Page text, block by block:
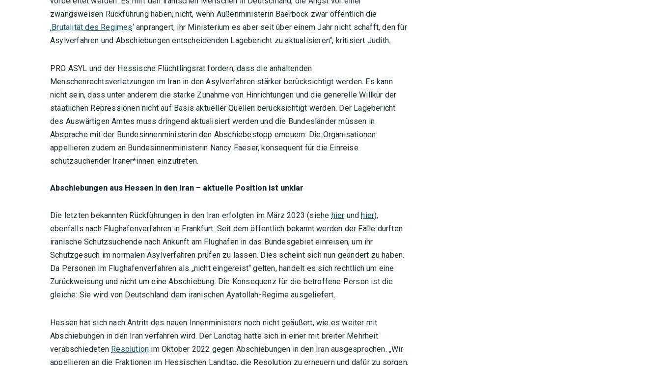
zwangsweisen Rückführung haben, nicht, wenn Außenministerin Baerbock zwar öffentlich die
Brutalität des Regimes‘ anprangert, ihr Ministerium es aber seit über einem Jahr nicht schafft, den für
Asylverfahren und Abschiebungen entscheidenden Lagebericht zu aktualisieren“, kritisiert Judith.
PRO ASYL und der Hessische Flüchtlingsrat fordern, dass die anhaltenden
Menschenrechtsverletzungen im Iran in den Asylverfahren stärker berücksichtigt werden. Es kann
nicht sein, dass unter anderem die starke Zunahme von Hinrichtungen und die generelle Willkür der
staatlichen Repressionen nicht auf Basis aktueller Quellen berücksichtigt werden. Der Lagebericht
des Auswärtigen Amtes muss dringend aktualisiert werden und die Bundesländer müssen in
Absprache mit der Bundesinnenministerin den Abschiebestopp erneuern. Die Organisationen
appellieren zudem an Bundesinnenministerin Nancy Faeser, konsequent für die Einreise
schutzsuchender Iraner*innen einzutreten.
Abschiebungen aus Hessen in den Iran – aktuelle Position ist unklar
Die letzten bekannten Rückführungen in den Iran erfolgten im März 2023 (siehe hier undhier),
ebenfalls nach Flughafenverfahren in Frankfurt. Seit dem öffentlich bekannt werden der Fälle durften
iranische Schutzsuchende nach Ankunft am Flughafen in das Bundesgebiet einreisen, um ihr
Schutzgesuch im normalen Asylverfahren prüfen zu lassen. Dies scheint sich nun geändert zu haben.
Da Personen im Flughafenverfahren als „nicht eingereist“ gelten, handelt es sich rechtlich um eine
Zurückweisung und nicht um eine Abschiebung. Die Konsequenz für die betroffene Person ist die
gleiche: Sie wird von Deutschland dem iranischen Ayatollah-Regime ausgeliefert.
Hessen hat sich nach Antritt des neuen Innenministers noch nicht geäußert, wie es weiter mit
Abschiebungen in den Iran verfahren wird. Der Landtag hatte sich in einer mit breiter Mehrheit
verabschiedeten Resolution im Oktober 2022 gegen Abschiebungen in den Iran ausgesprochen. „Wir
appellieren an die Fraktionen im Hessischen Landtag, die Resolution zu erneuern und dafür zu sorgen,